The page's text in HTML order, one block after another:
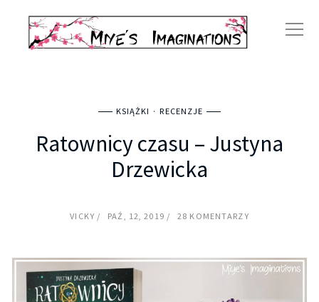
KSIĄŻKI RECENZJE
Ratownicy czasu – Justyna
Drzewicka
VICKY PAŹ, 12, 2019 28 KOMENTARZY